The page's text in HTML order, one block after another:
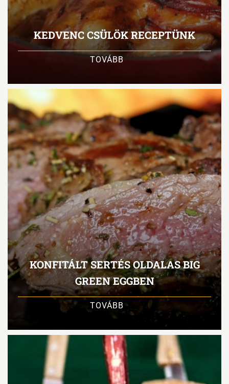
KEDVENC CSÜLÖK RECEPTÜNK
TOVÁBB
KONFITÁLT SERTÉS OLDALAS BIG
GREEN EGGBEN
TOVÁBB